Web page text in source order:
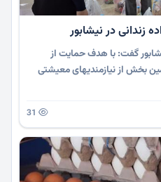
گفت: با هدف حمایت از
بخش از نیازمندیهای معیشتی